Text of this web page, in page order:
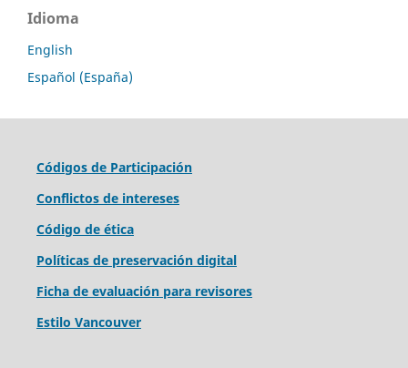
Idioma
English
Español (España)
Códigos de Participación
Conflictos de intereses
Código de ética
Políticas de preservación digital
Ficha de evaluación para revisores
Estilo Vancouver